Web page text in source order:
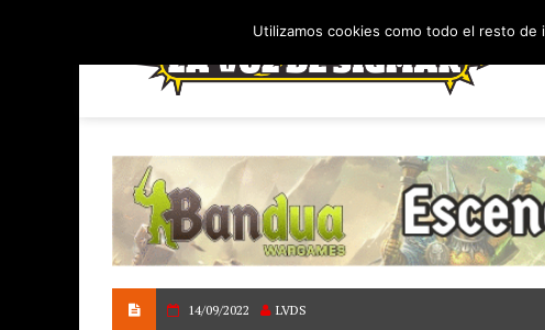
14/09/2022 LVDS
Utilizamos cookies como todo el resto